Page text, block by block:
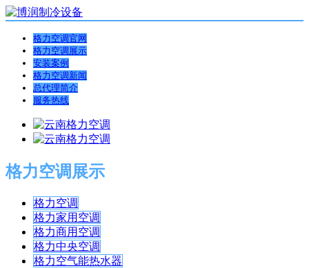
格力空调官网
格力空调展示
安装案例
格力空调新闻
总代理简介
服务热线
格力空调展示
格力空调
格力家用空调
格力商用空调
格力中央空调
格力空气能热水器